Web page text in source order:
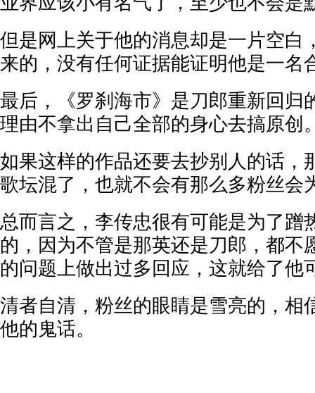
但是网上关于他的消息却是一片空白
来的，没有任何证据能证明他是一名
最后，《罗刹海市》是刀郎重新回归
理由不拿出自己全部的身心去搞原创
如果这样的作品还要去抄别人的话，
歌坛混了，也就不会有那么多粉丝会
总而言之，李传忠很有可能是为了蹭
的，因为不管是那英还是刀郎，都不
的问题上做出过多回应，这就给了他
清者自清，粉丝的眼睛是雪亮的，相
他的鬼话。